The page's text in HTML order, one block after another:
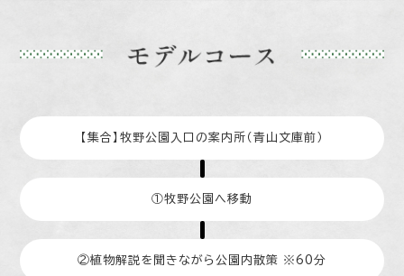
【集合】牧野公園入口の案内所（青山文庫前）
①牧野公園へ移動
②植物解説を聞きながら公園内散策 ※60分